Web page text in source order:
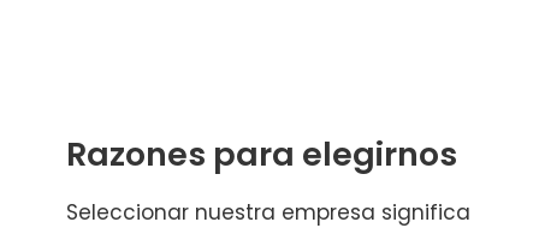
Razones para elegirnos
Seleccionar nuestra empresa significa